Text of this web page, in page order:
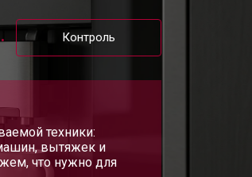
Заказать
Контроль
техники:
вытяжек и
что нужно для